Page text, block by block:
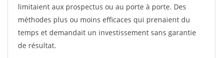
limitaient aux prospectus ou au porte à porte. Des
méthodes plus ou moins efficaces qui prenaient du
temps et demandait un investissement sans garantie
de résultat.